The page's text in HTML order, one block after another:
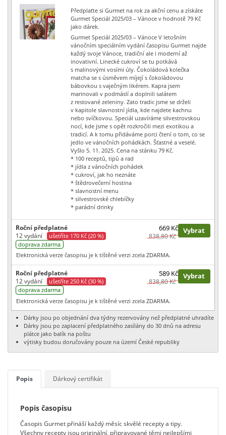
Předplaťte si Gurmet na rok za akční cenu a získáte
Gurmet Speciál 2025/03 – Vánoce v hodnotě 79 Kč
jako dárek.
Gurmet Speciál 2025/03 – Vánoce V letošním
vánočním speciálním vydání časopisu Gurmet najde
každý svoje Vánoce, tradiční ale i moderní až
inovativní. Linecké cukroví se tu potkává
s malinovými vosími úly. Čokoládová kolečka
matcha se s úsměvem míjejí s čokoládovou
bábovkou s vaječným likérem. Kapra jsem
marinovali v podmáslí a doplnili salátem
z restované zeleniny. Zato tradic jsme se drželi
v kapitole slavnostní jídla, kde najdete kachnu
nebo svíčkovou. Speciál uzavíráme silvestrovskou
nocí, kde jsme s opět rozkročili mezi exotikou a
tradicí. A k tomu přidáváme porci čtení o tom, co se
jedlo ve vánočních pohádkách. Šťastné a veselé.
Vyšlo 5. 11. 2025. Cena na stánku 79 Kč.
* 100 receptů, tipů a rad
* jídla z vánočních pohádek
* cukroví, jak ho neznáte
* štědrovečerní hostina
* slavnostní menu
* silvestrovské chlebíčky
* parádní drinky
Roční předplatné
12 vydání
ušetříte 170 Kč (20 %)
doprava zdarma
669 Kč
838,80 Kč
Vybrat
Elektronická verze časopisu je k tištěné verzi zcela ZDARMA.
Roční předplatné
12 vydání
ušetříte 250 Kč (30 %)
doprava zdarma
589 Kč
838,80 Kč
Vybrat
Elektronická verze časopisu je k tištěné verzi zcela ZDARMA.
Dárky jsou po objednání dva týdny rezervovány než předplatné uhradíte
Dárky jsou po zaplacení předplatného zasílány do 30 dnů na adresu
plátce jako balík na poštu
výtisky budou doručovány pouze na území České republiky
Popis Dárkový certifikát
Popis časopisu
Časopis Gurmet přináší každý měsíc skvělé recepty a tipy.
Všechny recepty jsou originální, připravované těmi nejlepšími